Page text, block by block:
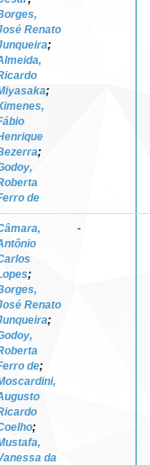
Renato
;
;
;
de
;
Renato
;
de;
;
da
-